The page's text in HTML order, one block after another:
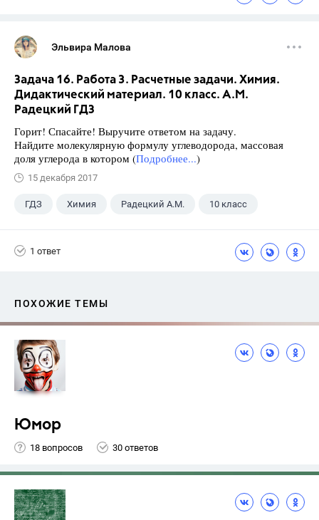
Эльвира Малова
Задача 16. Работа 3. Расчетные задачи. Химия.
Дидактический материал. 10 класс. А.М.
Радецкий ГДЗ
Горит! Спасайте! Выручите ответом на задачу.
Найдите молекулярную формулу углеводорода, массовая
доля углерода в котором (Подробнее...)
15 декабря 2017
ГДЗ Химия Радецкий А.М. 10 класс
1 ответ
ПОХОЖИЕ ТЕМЫ
Юмор
18 вопросов 30 ответов